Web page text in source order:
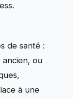
de santé :
ou
à une